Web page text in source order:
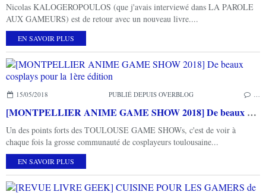
Nicolas KALOGEROPOULOS (que j'avais interviewé dans LA PAROLE
AUX GAMEURS) est de retour avec un nouveau livre....
EN SAVOIR PLUS
15/05/2018 PUBLIÉ DEPUIS OVERBLOG
[MONTPELLIER ANIME GAME SHOW 2018] De beaux cosplays pour la 1ère édition
Un des points forts des TOULOUSE GAME SHOWs, c'est de voir à
chaque fois la grosse communauté de cosplayeurs toulousaine...
EN SAVOIR PLUS